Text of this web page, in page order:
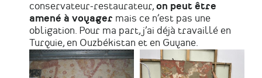
conservateur-restaurateur, on peut être
amené à voyager mais ce n’est pas une
obligation. Pour ma part, j’ai déjà travaillé en
Turquie, en Ouzbékistan et en Guyane.